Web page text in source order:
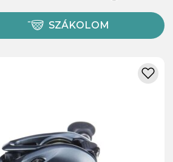
SZÁKOLOM